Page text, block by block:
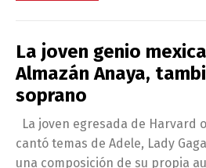
La joven genio
Almazán Anaya,
soprano
La joven egresada de Harvard
cantó temas de Adele, Lady
una composición de su propia